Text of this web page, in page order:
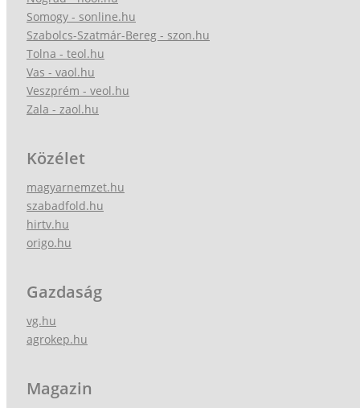
Somogy - sonline.hu
Szabolcs-Szatmár-Bereg - szon.hu
Tolna - teol.hu
Vas - vaol.hu
Veszprém - veol.hu
Zala - zaol.hu
Közélet
magyarnemzet.hu
szabadfold.hu
hirtv.hu
origo.hu
Gazdaság
vg.hu
agrokep.hu
Magazin